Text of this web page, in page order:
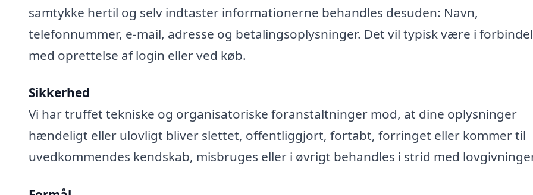
samtykke hertil og selv indtaster informationerne behandles desuden: Navn,
telefonnummer, e-mail, adresse og betalingsoplysninger. Det vil typisk være i
med oprettelse af login eller ved køb.
Sikkerhed
Vi har truffet tekniske og organisatoriske foranstaltninger mod, at dine oplysninger
hændeligt eller ulovligt bliver slettet, offentliggjort, fortabt, forringet eller kommer til
uvedkommendes kendskab, misbruges eller i øvrigt behandles i strid med